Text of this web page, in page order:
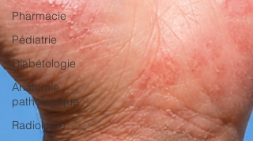
Pharmacie
Pédiatrie
Diabétologie
Anatomie
pathologique
Radiologie